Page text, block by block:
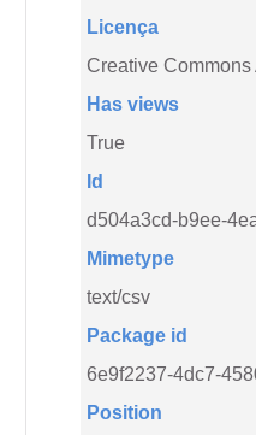
Licença
Creative Commons
Has views
True
Id
d504a3cd-b9ee-
Mimetype
text/csv
Package id
6e9f2237-4dc7-
Position